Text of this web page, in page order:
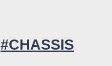
#CHASSIS